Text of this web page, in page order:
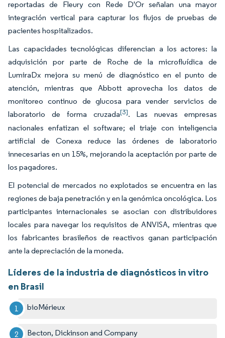
reportadas de Fleury con Rede D'Or señalan una mayor
integración vertical para capturar los flujos de pruebas de
pacientes hospitalizados.
Las capacidades tecnológicas diferencian a los actores: la
adquisición por parte de Roche de la microfluídica de
LumiraDx mejora su menú de diagnóstico en el punto de
atención, mientras que Abbott aprovecha los datos de
monitoreo continuo de glucosa para vender servicios de
laboratorio de forma cruzada[3]. Las nuevas empresas
nacionales enfatizan el software; el triaje con inteligencia
artificial de Conexa reduce las órdenes de laboratorio
innecesarias en un 15%, mejorando la aceptación por parte de
los pagadores.
El potencial de mercados no explotados se encuentra en las
regiones de baja penetración y en la genómica oncológica. Los
participantes internacionales se asocian con distribuidores
locales para navegar los requisitos de ANVISA, mientras que
los fabricantes brasileños de reactivos ganan participación
ante la depreciación de la moneda.
Líderes de la industria de diagnósticos in vitro
en Brasil
bioMérieux
Becton, Dickinson and Company